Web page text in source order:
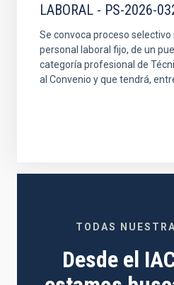
LABORAL - PS-2026-
Se convoca proceso
personal laboral fijo, de un
categoría profesional de
al Convenio y que tendrá,
TODAS
Desde el